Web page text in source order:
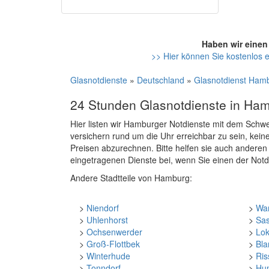
Haben wir
>> Hier können Sie kostenlos
Glasnotdienste » Deutschland » Glasnotdienst
24 Stunden Glasnotdienste in
Hier listen wir Hamburger Notdienste mit dem
versichern rund um die Uhr erreichbar zu sein,
Preisen abzurechnen. Bitte helfen sie auch
eingetragenen Dienste bei, wenn Sie einen der
Andere Stadtteile von Hamburg:
> Niendorf
> Uhlenhorst
> Ochsenwerder
> Groß-Flottbek
> Winterhude
>
>
>
>
>